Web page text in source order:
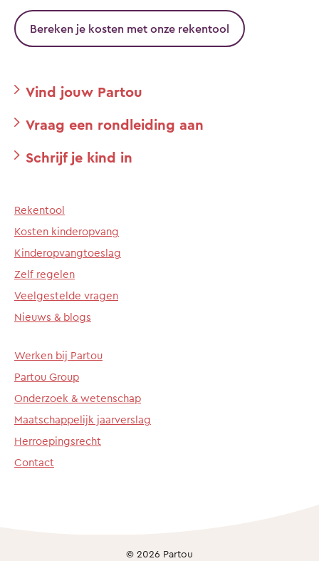
Bereken je kosten met onze rekentool
Vind jouw Partou
Vraag een rondleiding aan
Schrijf je kind in
Rekentool
Kosten kinderopvang
Kinderopvangtoeslag
Zelf regelen
Veelgestelde vragen
Nieuws & blogs
Werken bij Partou
Partou Group
Onderzoek & wetenschap
Maatschappelijk jaarverslag
Herroepingsrecht
Contact
© 2026 Partou